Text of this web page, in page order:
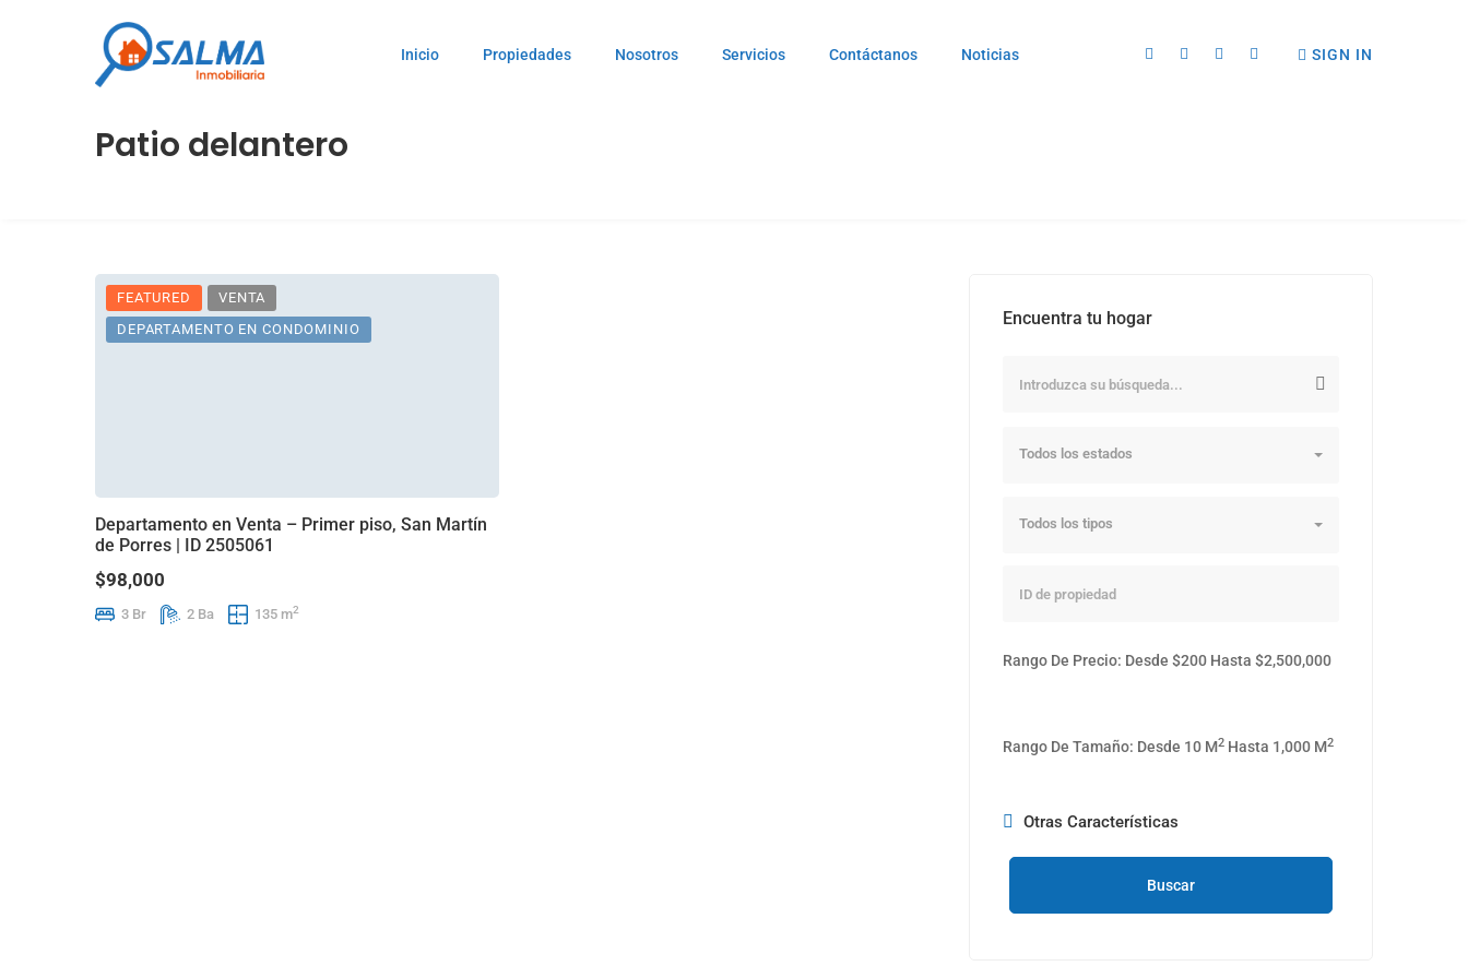
Inicio Propiedades Nosotros Servicios Contáctanos Noticias SIGN IN
Patio delantero
FEATURED
VENTA
DEPARTAMENTO EN CONDOMINIO
Departamento en Venta – Primer piso, San Martín
de Porres | ID 2505061
$98,000
3 Br 2 Ba 135 m2
Encuentra tu hogar
Todos los estados
Todos los tipos
Rango De Precio: Desde $200 Hasta $2,500,000
Rango De Tamaño: Desde 10 M2 Hasta 1,000 M2
Otras Características
Buscar